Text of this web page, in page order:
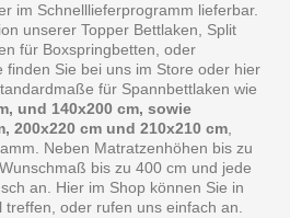
im Schnelllieferprogramm lieferbar.
unserer Topper Bettlaken, Split
für Boxspringbetten, oder
finden Sie bei uns im Store oder hier
für Spannbettlaken wie
und 140x200 cm, sowie
200x220 cm und 210x210 cm
Neben Matratzenhöhen bis zu
bis zu 400 cm und jede
an. Hier im Shop können Sie in
oder rufen uns einfach an.